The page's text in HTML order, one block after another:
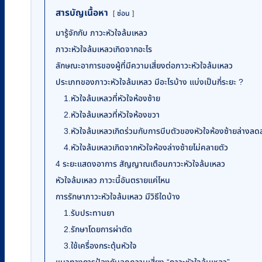
สารบัญเนื้อหา ซ่อน
มารู้จักกับ ภาวะหัวใจล้มเหลว
ภาวะหัวใจล้มเหลวเกิดจากอะไร
ลักษณะอาการของผู้ที่มีความเสี่ยงต่อภาวะหัวใจล้มเหลว
ประเภทของภาวะหัวใจล้มเหลว มีอะไรบ้าง แบ่งเป็นกี่ระยะ ?
1.หัวใจล้มเหลวที่หัวใจห้องซ้าย
2.หัวใจล้มเหลวที่หัวใจห้องขวา
3.หัวใจล้มเหลวเกิดร่วมกับการบีบตัวของหัวใจห้องซ้ายล่างลด
4.หัวใจล้มเหลวเกิดจากหัวใจห้องล่างซ้ายไม่คลายตัว
4 ระยะแสดงอาการ สัญญาณเตือนภาวะหัวใจล้มเหลว
หัวใจล้มเหลว ภาวะนี้อันตรายแค่ไหน
การรักษาภาวะหัวใจล้มเหลว มีวิธีใดบ้าง
1.รับประทานยา
2.รักษาโดยการผ่าตัด
3.ใช้เครื่องกระตุ้นหัวใจ